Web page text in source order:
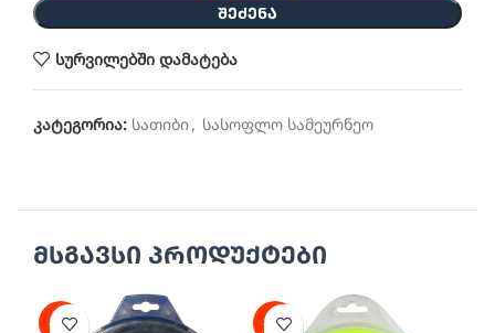
ᲨᲔᲫᲔᲜᲐ
სურვილებში დამატება
კატეგორია: სათიბი, სასოფლო სამეურნეო
მსგავსი პროდუქტები
-51% -51%